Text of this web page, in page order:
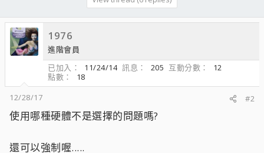
1976
進階會員
已加入
11/24/14 訊息 205 互動分數
12
點數
18
12/28/17
#2
使用哪種硬體不是選擇的問題嗎?
還可以強制喔.....